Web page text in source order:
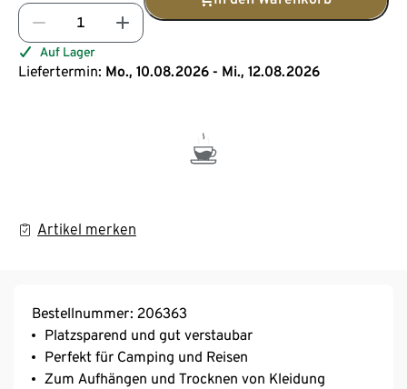
Auf Lager
Liefertermin: Mo., 10.08.2026 - Mi., 12.08.2026
Artikel merken
Bestellnummer: 206363
Platzsparend und gut verstaubar
Perfekt für Camping und Reisen
Zum Aufhängen und Trocknen von Kleidung